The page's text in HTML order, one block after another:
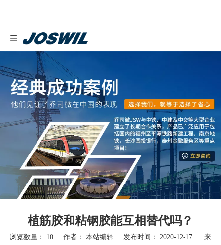
植筋胶和粘钢胶能互相替代吗？
浏览数量： 10 作者： 本站编辑 发布时间： 2020-12-17 来